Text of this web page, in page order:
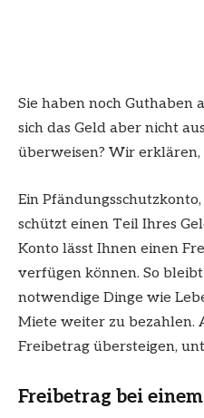
Sie haben noch Guthaben
sich das Geld aber nicht
überweisen? Wir
Ein
schützt einen Teil Ihres
Konto lässt Ihnen einen
verfügen können. So
notwendige Dinge wie
Miete weiter zu bezahlen.
Freibetrag übersteigen,
Freibetrag bei